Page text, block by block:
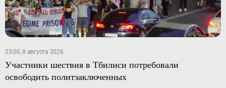
23:00, 8 августа 2026
Участники шествия в Тбилиси потребовали
освободить политзаключенных